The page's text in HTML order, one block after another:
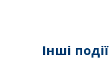
Інші події